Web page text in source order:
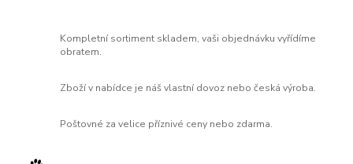
Kompletní sortiment skladem, vaši objednávku vyřídíme
obratem.
Zboží v nabídce je náš vlastní dovoz nebo česká výroba.
Poštovné za velice příznivé ceny nebo zdarma.